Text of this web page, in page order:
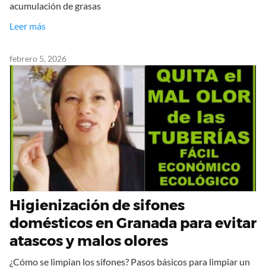
acumulación de grasas
Leer más
febrero 5, 2026
Higienización de sifones
domésticos en Granada para evitar
atascos y malos olores
¿Cómo se limpian los sifones? Pasos básicos para limpiar un